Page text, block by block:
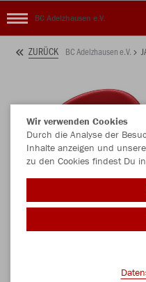
BC Adelzhausen e.V.
ZURÜCK BC Adelzhausen e.V.
Wir verwenden Cookies
Durch die Analyse der
Inhalte anzeigen und
zu den Cookies findest Du